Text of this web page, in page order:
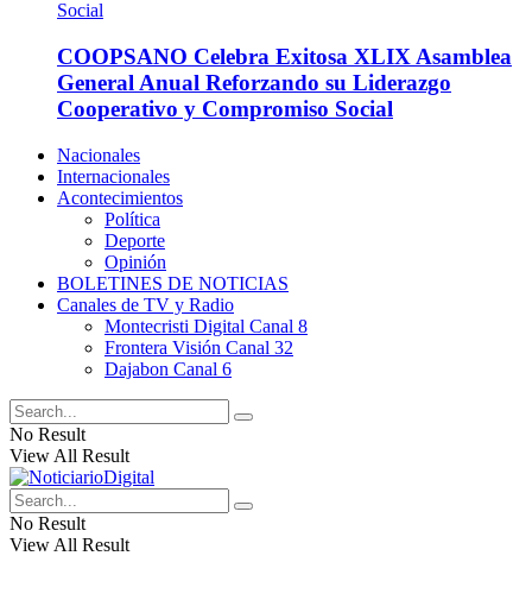
COOPSANO Celebra Exitosa XLIX Asamblea
General Anual Reforzando su Liderazgo
Cooperativo y Compromiso Social
Nacionales
Internacionales
Acontecimientos
Política
Deporte
Opinión
BOLETINES DE NOTICIAS
Canales de TV y Radio
Montecristi Digital Canal 8
Frontera Visión Canal 32
Dajabon Canal 6
No Result
View All Result
No Result
View All Result